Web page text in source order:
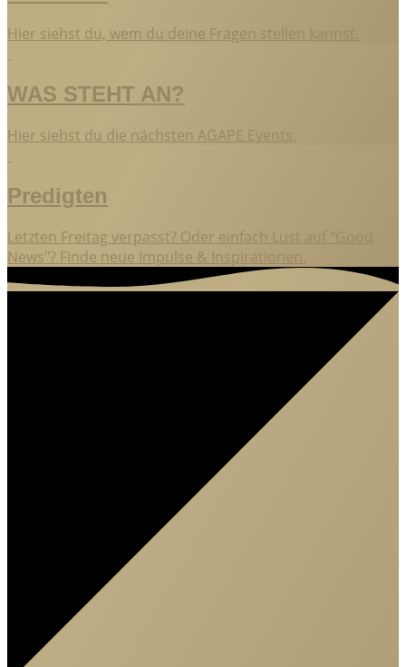
Hier siehst du, wem du deine Fragen stellen kannst.
WAS STEHT AN?
Hier siehst du die nächsten AGAPE Events.
Predigten
Letzten Freitag verpasst? Oder einfach Lust auf "Good
News"? Finde neue Impulse & Inspirationen.